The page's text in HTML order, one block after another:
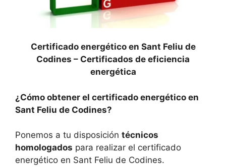
Certificado energético en Sant Feliu de
Codines – Certificados de eficiencia
energética
¿Cómo obtener el certificado energético en
Sant Feliu de Codines?
Ponemos a tu disposición técnicos
homologados para realizar el certificado
energético en Sant Feliu de Codines.